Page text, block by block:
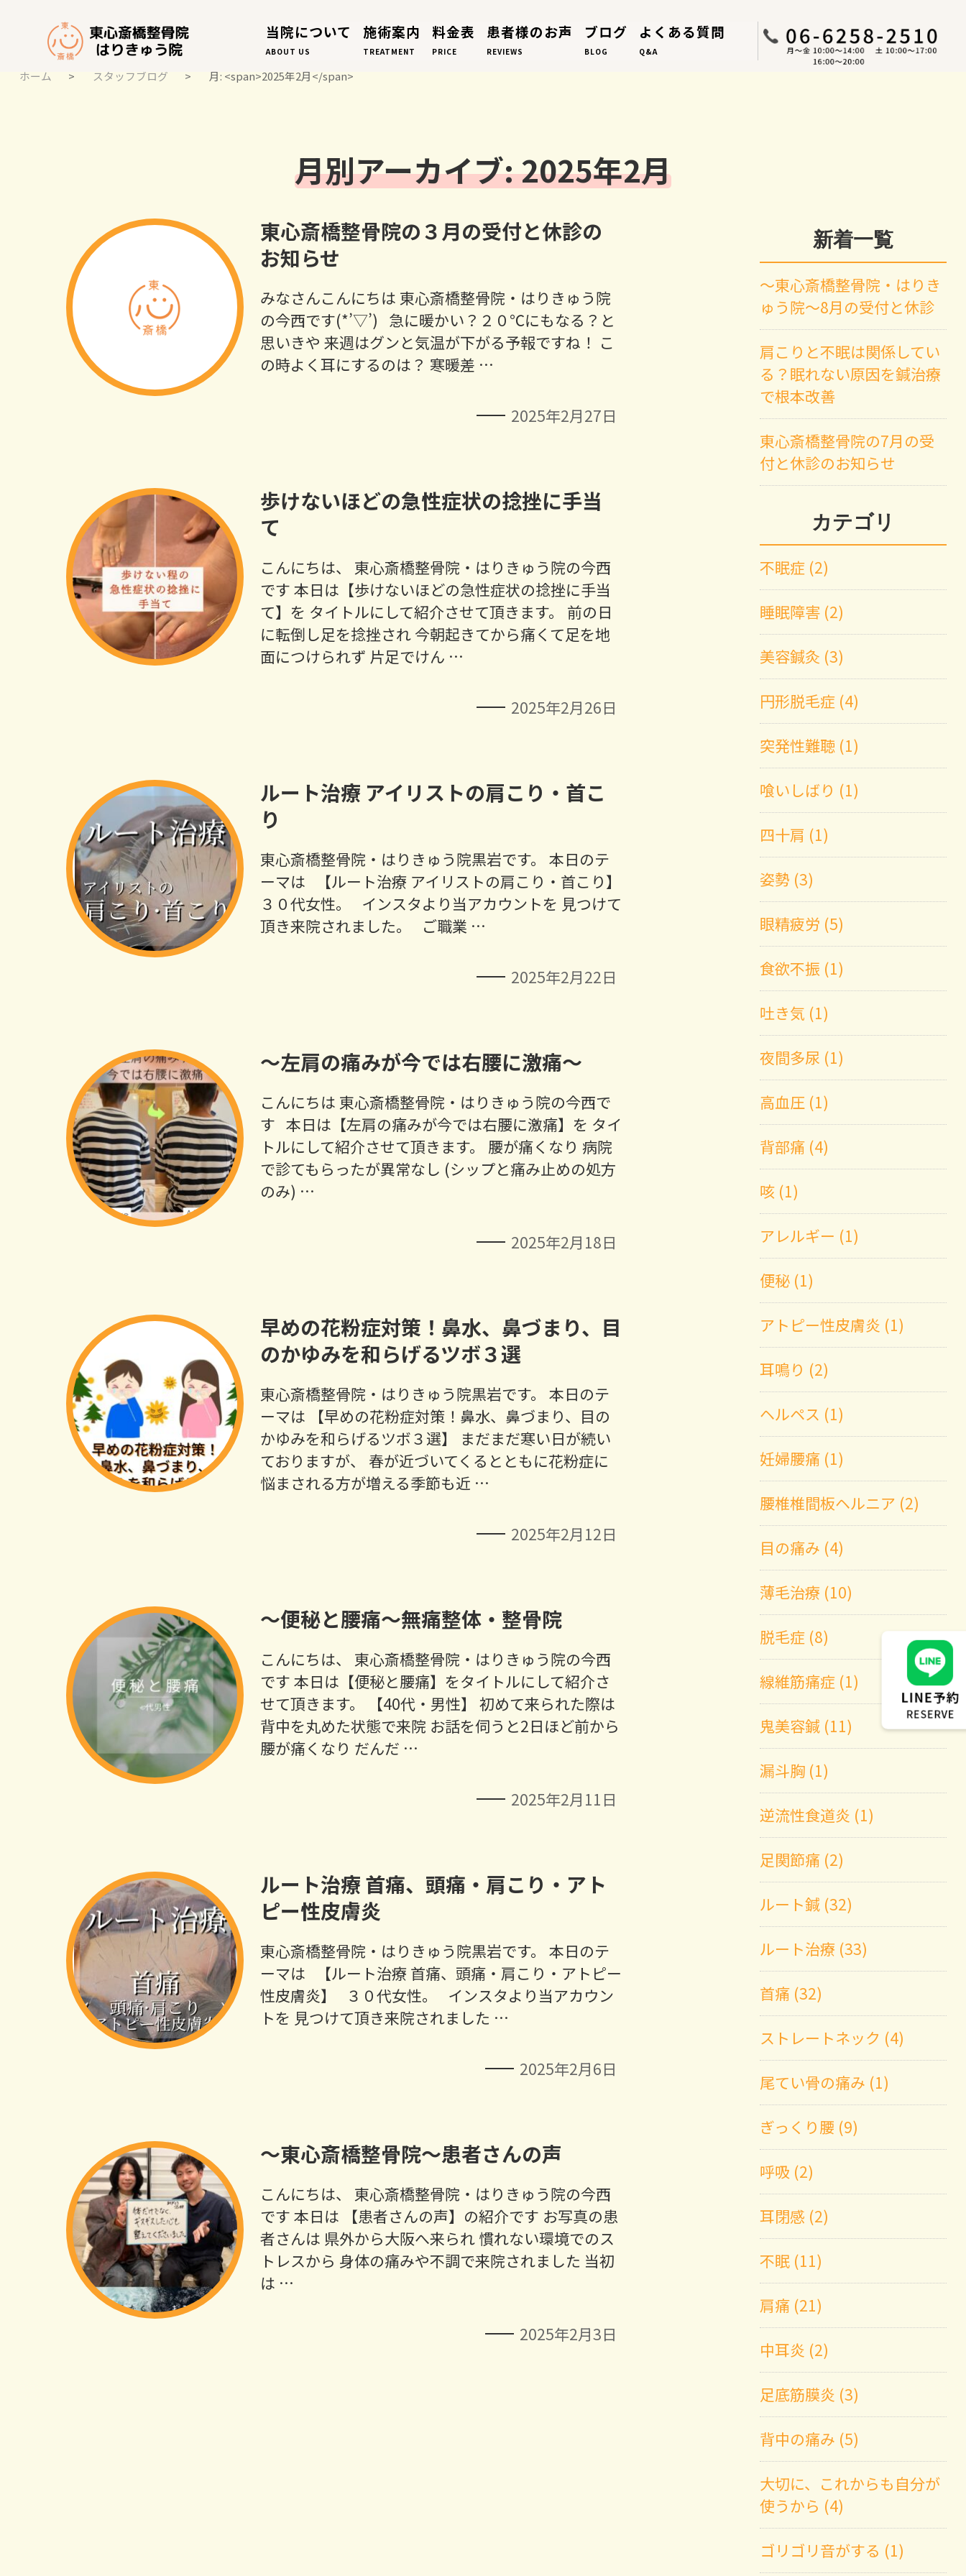
当院について
ABOUT US
施術案内
TREATMENT
料金表
PRICE
患者様のお声
REVIEWS
ブログ
BLOG
よくある質問
Q&A
ホーム > スタッフブログ > 月: <span>2025年2月</span>
月別アーカイブ: 2025年2月
東心斎橋整骨院の３月の受付と休診の
お知らせ
みなさんこんにちは 東心斎橋整骨院・はりきゅう院
の今西です(*’▽’) 急に暖かい？２０℃にもなる？と
思いきや 来週はグンと気温が下がる予報ですね！ こ
の時よく耳にするのは？ 寒暖差 …
2025年2月27日
歩けないほどの急性症状の捻挫に手当
て
こんにちは、 東心斎橋整骨院・はりきゅう院の今西
です 本日は【歩けないほどの急性症状の捻挫に手当
て】を タイトルにして紹介させて頂きます。 前の日
に転倒し足を捻挫され 今朝起きてから痛くて足を地
面につけられず 片足でけん …
2025年2月26日
ルート治療 アイリストの肩こり・首こ
り
東心斎橋整骨院・はりきゅう院黒岩です。 本日のテ
ーマは 【ルート治療 アイリストの肩こり・首こり】
３０代女性。 インスタより当アカウントを 見つけて
頂き来院されました。 ご職業 …
2025年2月22日
～左肩の痛みが今では右腰に激痛～
こんにちは 東心斎橋整骨院・はりきゅう院の今西で
す 本日は【左肩の痛みが今では右腰に激痛】を タイ
トルにして紹介させて頂きます。 腰が痛くなり 病院
で診てもらったが異常なし (シップと痛み止めの処方
のみ) …
2025年2月18日
早めの花粉症対策！鼻水、鼻づまり、目
のかゆみを和らげるツボ３選
東心斎橋整骨院・はりきゅう院黒岩です。 本日のテ
ーマは 【早めの花粉症対策！鼻水、鼻づまり、目の
かゆみを和らげるツボ３選】 まだまだ寒い日が続い
ておりますが、 春が近づいてくるとともに花粉症に
悩まされる方が増える季節も近 …
2025年2月12日
～便秘と腰痛～無痛整体・整骨院
こんにちは、 東心斎橋整骨院・はりきゅう院の今西
です 本日は【便秘と腰痛】をタイトルにして紹介さ
せて頂きます。 【40代・男性】 初めて来られた際は
背中を丸めた状態で来院 お話を伺うと2日ほど前から
腰が痛くなり だんだ …
2025年2月11日
ルート治療 首痛、頭痛・肩こり・アト
ピー性皮膚炎
東心斎橋整骨院・はりきゅう院黒岩です。 本日のテ
ーマは 【ルート治療 首痛、頭痛・肩こり・アトピー
性皮膚炎】 ３０代女性。 インスタより当アカウン
トを 見つけて頂き来院されました …
2025年2月6日
～東心斎橋整骨院～患者さんの声
こんにちは、 東心斎橋整骨院・はりきゅう院の今西
です ️本日は 【患者さんの声】の紹介です ⁡お写真の患
者さんは 県外から大阪へ来られ 慣れない環境でのス
トレスから 身体の痛みや不調で来院されました 当初
は …
2025年2月3日
新着一覧
～東心斎橋整骨院・はりき
ゅう院～8月の受付と休診
肩こりと不眠は関係してい
る？眠れない原因を鍼治療
で根本改善
東心斎橋整骨院の7月の受
付と休診のお知らせ
カテゴリ
不眠症 (2)
睡眠障害 (2)
美容鍼灸 (3)
円形脱毛症 (4)
突発性難聴 (1)
喰いしばり (1)
四十肩 (1)
姿勢 (3)
眼精疲労 (5)
食欲不振 (1)
吐き気 (1)
夜間多尿 (1)
高血圧 (1)
背部痛 (4)
咳 (1)
アレルギー (1)
便秘 (1)
アトピー性皮膚炎 (1)
耳鳴り (2)
ヘルペス (1)
妊婦腰痛 (1)
腰椎椎間板ヘルニア (2)
目の痛み (4)
薄毛治療 (10)
脱毛症 (8)
線維筋痛症 (1)
鬼美容鍼 (11)
漏斗胸 (1)
逆流性食道炎 (1)
足関節痛 (2)
ルート鍼 (32)
ルート治療 (33)
首痛 (32)
ストレートネック (4)
尾てい骨の痛み (1)
ぎっくり腰 (9)
呼吸 (2)
耳閉感 (2)
不眠 (11)
肩痛 (21)
中耳炎 (2)
足底筋膜炎 (3)
背中の痛み (5)
大切に、これからも自分が
使うから (4)
ゴリゴリ音がする (1)